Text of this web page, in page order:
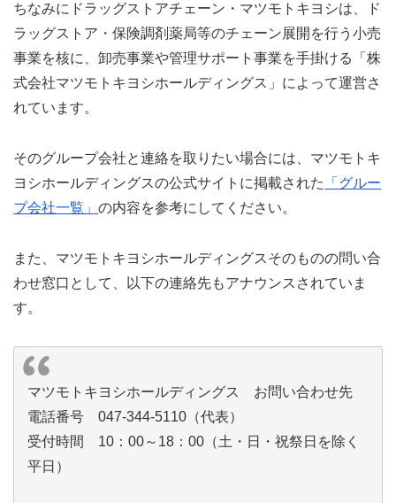
ちなみにドラッグストアチェーン・マツモトキヨシは、ド
ラッグストア・保険調剤薬局等のチェーン展開を行う小売
事業を核に、卸売事業や管理サポート事業を手掛ける「株
式会社マツモトキヨシホールディングス」によって運営さ
れています。
そのグループ会社と連絡を取りたい場合には、マツモトキ
ヨシホールディングスの公式サイトに掲載された
「グルー
プ会社一覧」 の内容を参考にしてください。
また、マツモトキヨシホールディングスそのものの問い合
わせ窓口として、以下の連絡先もアナウンスされていま
す。
マツモトキヨシホールディングス お問い合わせ先
電話番号 047-344-5110（代表）
受付時間 10：00～18：00（土・日・祝祭日を除く
平日）